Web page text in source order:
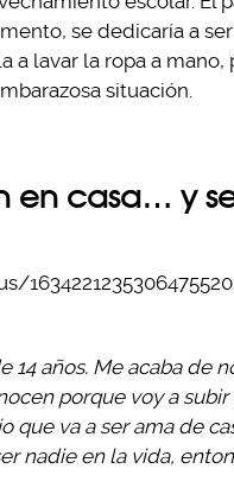
se dedicaría a
lavar la ropa a mano,
situación.
en casa… y
14 años. Me acaba de
porque voy a
que va a ser ama de
nadie en la vida,